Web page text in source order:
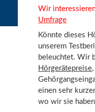
Wir
Umfrage
Könnte dieses
unserem
beleuchtet. Wir
Hörgerätepreise
einen sehr
wo wir sie